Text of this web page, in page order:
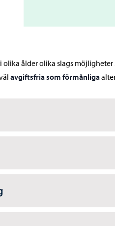
olika ålder olika slags möjligheter
avgiftsfria som förmånliga